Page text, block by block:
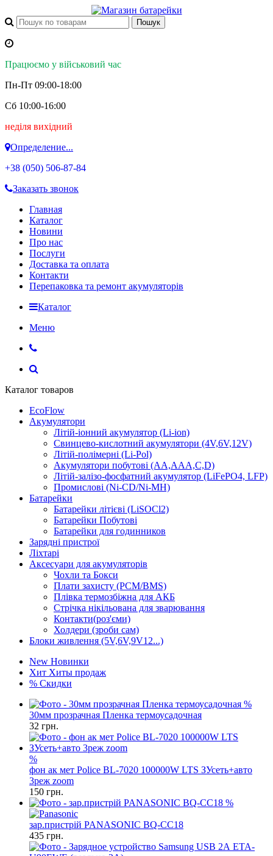
Працюємо у військовий час
Пн-Пт 09:00-18:00
Сб 10:00-16:00
неділя вихідний
Определение...
+38 (050) 506-87-84
Заказать звонок
Главная
Каталог
Новини
Про нас
Послуги
Доставка та оплата
Контакти
Перепаковка та ремонт акумуляторів
Каталог
Меню
Каталог товаров
EcoFlow
Акумулятори
Літій-іонний акумулятор (Li-ion)
Свинцево-кислотний акумулятори (4V,6V,12V)
Літій-полімерні (Li-Pol)
Акумулятори побутові (AA,AAA,C,D)
Літій-залізо-фосфатний акумулятор (LiFePO4, LFP)
Промислові (Ni-CD/Ni-MH)
Батарейки
Батарейки літієві (LiSOCl2)
Батарейки Побутові
Батарейки для годинников
Зарядні пристрої
Ліхтарі
Аксесуари для акумуляторів
Чохли та Бокси
Плати захисту (PCM/BMS)
Плівка термозбіжна для АКБ
Стрічка нікільована для зварювання
Контакти(роз'єми)
Холдери (зроби сам)
Блоки живлення (5V,6V,9V12...)
New Новинки
Хит Хиты продаж
% Скидки
%
30мм прозрачная Пленка термоусадочная
32 грн.
%
фон ак мет Police BL-7020 100000W LTS ЗУсеть+авто
3реж zoom
150 грн.
%
зар.пристрiй PANASONIC BQ-CC18
435 грн.